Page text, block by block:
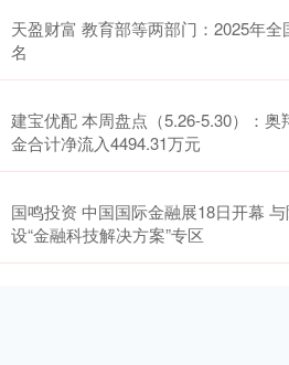
天盈财富 教育部等两部门：2025年
名
建宝优配 本周盘点（5.26-5.30）：
金合计净流入4494.31万元
国鸣投资 中国国际金融展18日开幕
设“金融科技解决方案”专区